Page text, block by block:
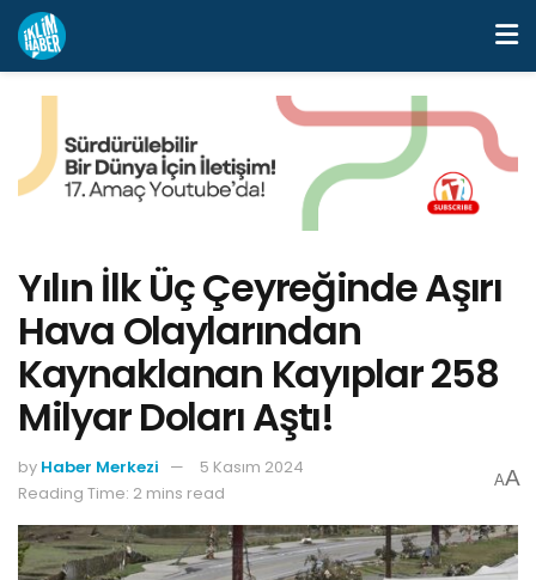
Yılın İlk Üç Çeyreğinde Aşırı
Hava Olaylarından
Kaynaklanan Kayıplar 258
Milyar Doları Aştı!
by Haber Merkezi
5 Kasım 2024
Reading Time: 2 mins read
AA